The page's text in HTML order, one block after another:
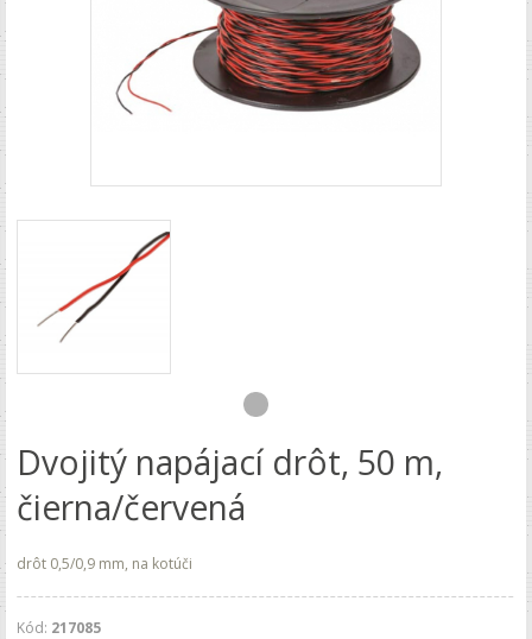
Dvojitý napájací drôt, 50 m,
čierna/červená
drôt 0,5/0,9 mm, na kotúči
Kód: 217085